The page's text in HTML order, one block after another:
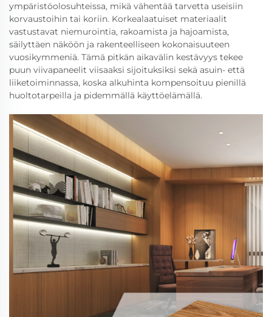
ympäristöolosuhteissa, mikä vähentää tarvetta useisiin
korvaustoihin tai koriin. Korkealaatuiset materiaalit
vastustavat niemurointia, rakoamista ja hajoamista,
säilyttäen näköön ja rakenteelliseen kokonaisuuteen
vuosikymmeniä. Tämä pitkän aikavälin kestävyys tekee
puun viivapaneelit viisaaksi sijoituksiksi sekä asuin- että
liiketoiminnassa, koska alkuhinta kompensoituu pienillä
huoltotarpeilla ja pidemmällä käyttöelämällä.